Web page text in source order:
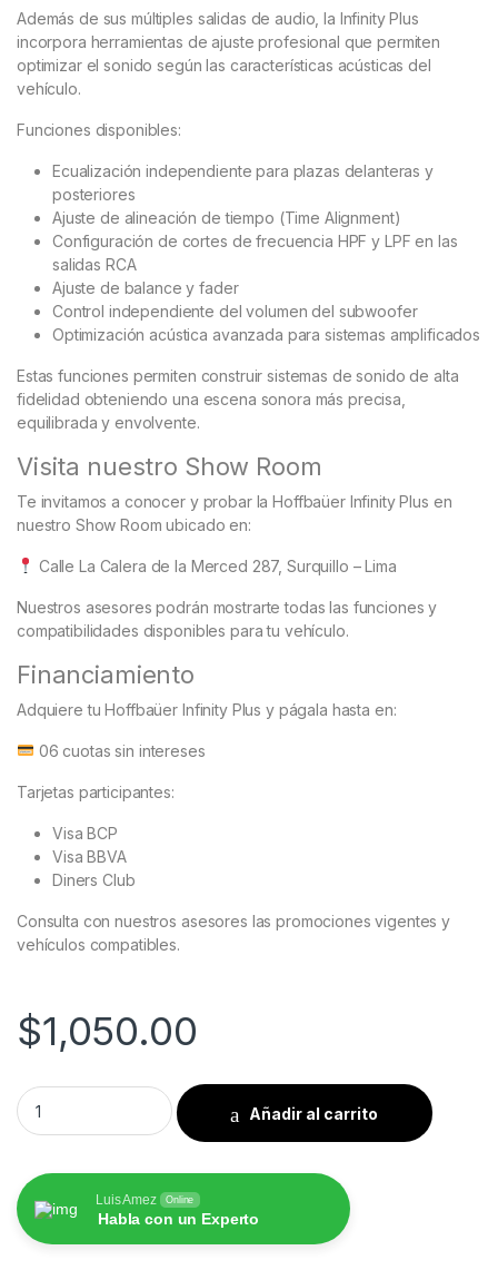
Además de sus múltiples salidas de audio, la Infinity Plus
incorpora herramientas de ajuste profesional que permiten
optimizar el sonido según las características acústicas del
vehículo.
Funciones disponibles:
Ecualización independiente para plazas delanteras y
posteriores
Ajuste de alineación de tiempo (Time Alignment)
Configuración de cortes de frecuencia HPF y LPF en las
salidas RCA
Ajuste de balance y fader
Control independiente del volumen del subwoofer
Optimización acústica avanzada para sistemas amplificados
Estas funciones permiten construir sistemas de sonido de alta
fidelidad obteniendo una escena sonora más precisa,
equilibrada y envolvente.
Visita nuestro Show Room
Te invitamos a conocer y probar la Hoffbaüer Infinity Plus en
nuestro Show Room ubicado en:
Calle La Calera de la Merced 287, Surquillo – Lima
Nuestros asesores podrán mostrarte todas las funciones y
compatibilidades disponibles para tu vehículo.
Financiamiento
Adquiere tu Hoffbaüer Infinity Plus y págala hasta en:
06 cuotas sin intereses
Tarjetas participantes:
Visa BCP
Visa BBVA
Diners Club
Consulta con nuestros asesores las promociones vigentes y
vehículos compatibles.
$1,050.00
Mazda Cx5 2025 al 2026 Pantalla Hoffbaüer Infinity Plus
Añadir al carrito
Luis Amez Online
Habla con un Experto